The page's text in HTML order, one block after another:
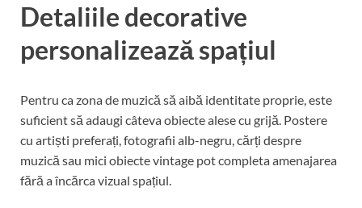
Detaliile decorative
personalizează spațiul
Pentru ca zona de muzică să aibă identitate proprie, este
suficient să adaugi câteva obiecte alese cu grijă. Postere
cu artiști preferați, fotografii alb-negru, cărți despre
muzică sau mici obiecte vintage pot completa amenajarea
fără a încărca vizual spațiul.